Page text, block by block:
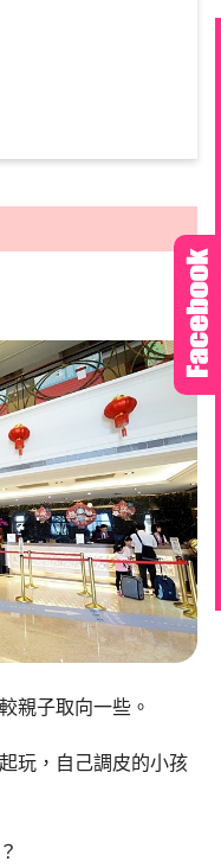
親子取向一些。
玩，自己調皮的小孩